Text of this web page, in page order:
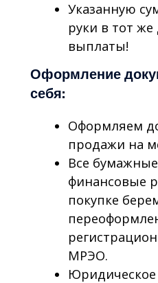
Указанную
руки в тот
выплаты!
Оформление
себя:
Оформляем
продажи на
Все
финансовые
покупке
МРЭО.